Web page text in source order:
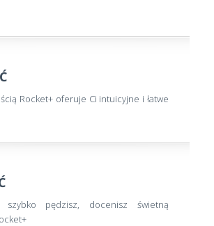
Rocket+ oferuje Ci intuicyjne i łatwe
szybko pędzisz, docenisz świetną